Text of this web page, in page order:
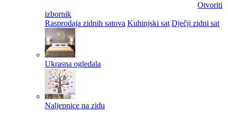
Otvoriti
izbornik
Rasprodaja zidnih satova Kuhinjski sat Dječji zidni sat
Ukrasna ogledala
Naljepnice na zidu